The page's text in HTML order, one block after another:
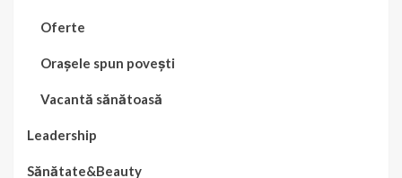
Oferte
Orașele spun povești
Vacantă sănătoasă
Leadership
Sănătate&Beauty